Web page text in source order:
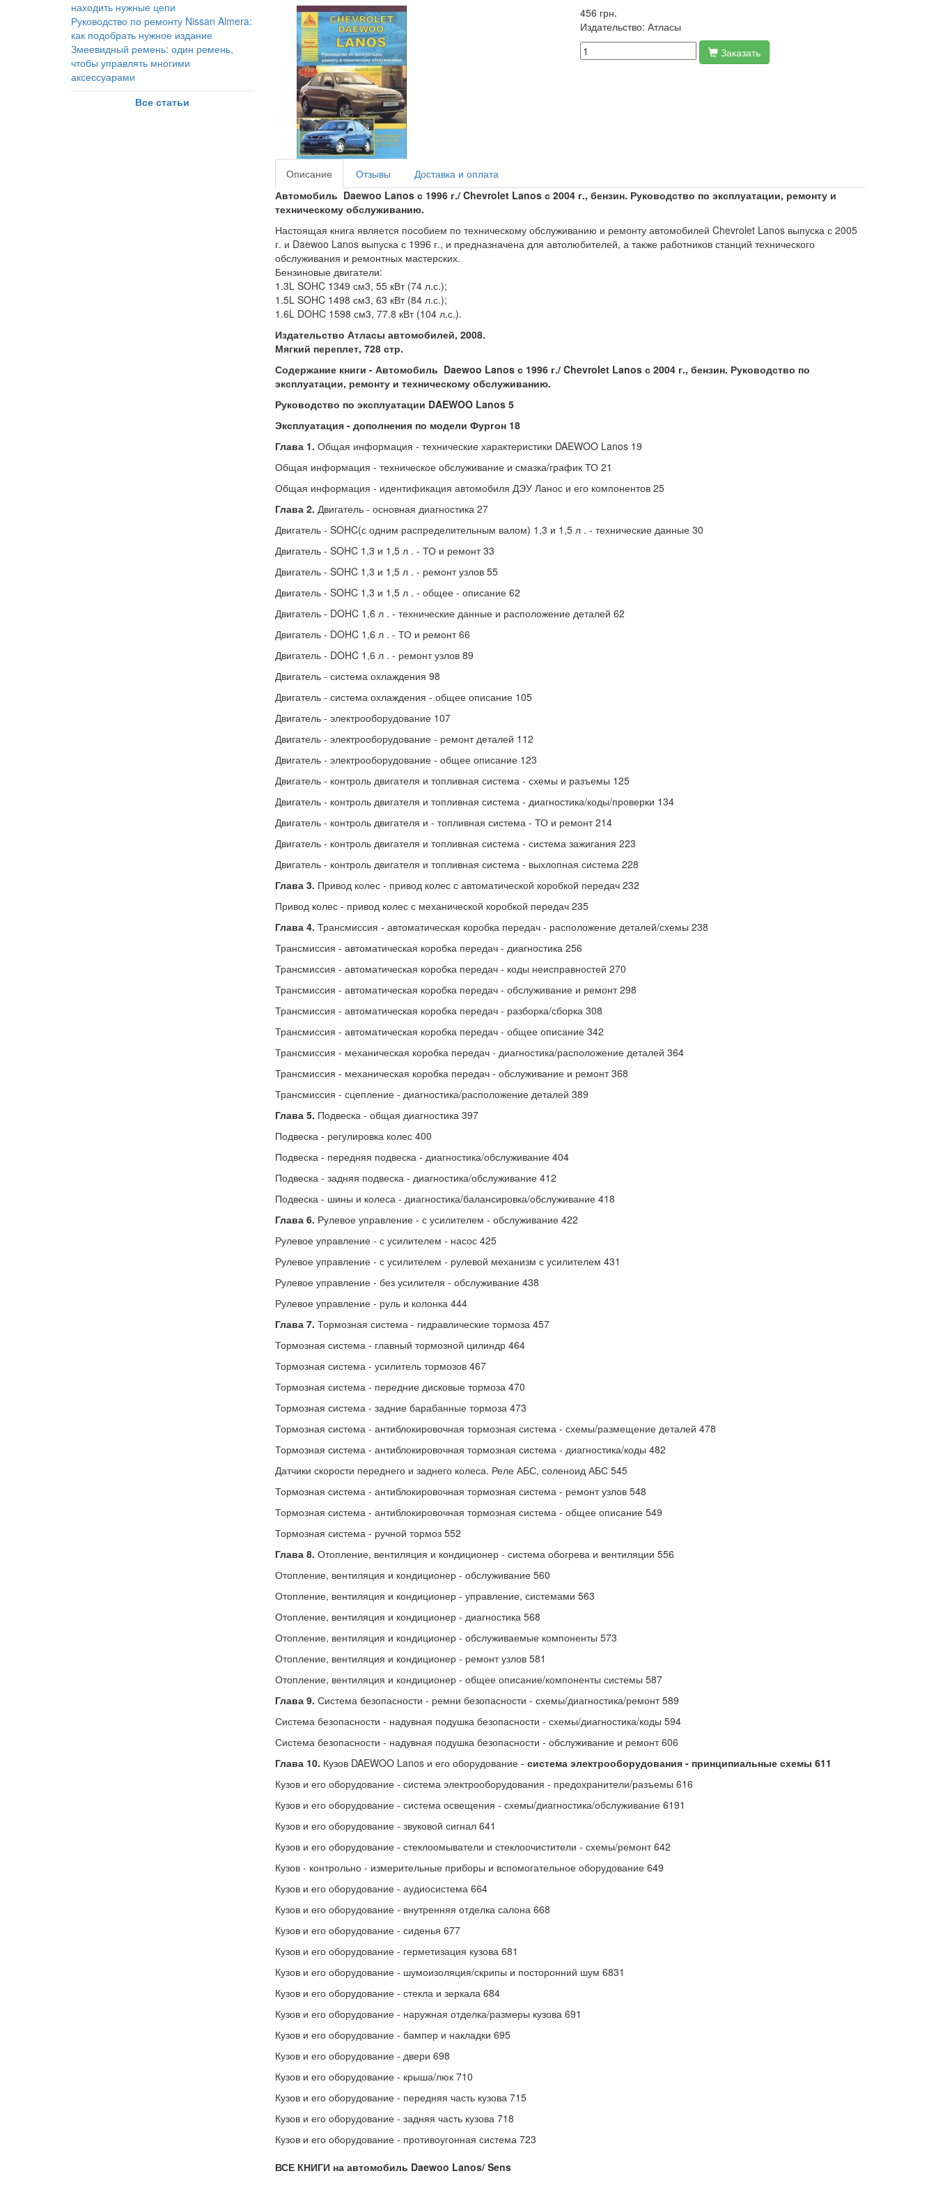
находить нужные цепи
Руководство по ремонту Nissan Almera:
как подобрать нужное издание
Змеевидный ремень: один ремень,
чтобы управлять многими
аксессуарами
Все статьи
456 грн.
Издательство: Атласы
Заказать
Описание Отзывы
Доставка и оплата
Автомобиль Daewoo Lanos с 1996 г./ Chevrolet Lanos с 2004 г., бензин. Руководство по эксплуатации, ремонту и
техническому обслуживанию.
Настоящая книга является пособием по техническому обслуживанию и ремонту автомобилей Chevrolet Lanos выпуска с 2005
г. и Daewoo Lanos выпуска с 1996 г., и предназначена для автолюбителей, а также работников станций технического
обслуживания и ремонтных мастерских.
Бензиновые двигатели:
1.3L SOHC 1349 см3, 55 кВт (74 л.с.);
1.5L SOHC 1498 см3, 63 кВт (84 л.с.);
1.6L DOHC 1598 см3, 77.8 кВт (104 л.с.).
Издательство Атласы автомобилей, 2008.
Мягкий переплет, 728 стр.
Содержание книги - Автомобиль Daewoo Lanos с 1996 г./ Chevrolet Lanos с 2004 г., бензин. Руководство по
эксплуатации, ремонту и техническому обслуживанию.
Руководство по эксплуатации DAEWOO Lanos 5
Эксплуатация - дополнения по модели Фургон 18
Глава 1. Общая информация - технические характеристики DAEWOO Lanos 19
Общая информация - техническое обслуживание и смазка/график ТО 21
Общая информация - идентификация автомобиля ДЭУ Ланос и его компонентов 25
Глава 2. Двигатель - основная диагностика 27
Двигатель - SOHC(с одним распределительным валом) 1,3 и 1,5 л . - технические данные 30
Двигатель - SOHC 1,3 и 1,5 л . - ТО и ремонт 33
Двигатель - SOHC 1,3 и 1,5 л . - ремонт узлов 55
Двигатель - SOHC 1,3 и 1,5 л . - общее - описание 62
Двигатель - DOHC 1,6 л . - технические данные и расположение деталей 62
Двигатель - DOHC 1,6 л . - ТО и ремонт 66
Двигатель - DOHC 1,6 л . - ремонт узлов 89
Двигатель - система охлаждения 98
Двигатель - система охлаждения - общее описание 105
Двигатель - электрооборудование 107
Двигатель - электрооборудование - ремонт деталей 112
Двигатель - электрооборудование - общее описание 123
Двигатель - контроль двигателя и топливная система - схемы и разъемы 125
Двигатель - контроль двигателя и топливная система - диагностика/коды/проверки 134
Двигатель - контроль двигателя и - топливная система - ТО и ремонт 214
Двигатель - контроль двигателя и топливная система - система зажигания 223
Двигатель - контроль двигателя и топливная система - выхлопная система 228
Глава 3. Привод колес - привод колес с автоматической коробкой передач 232
Привод колес - привод колес с механической коробкой передач 235
Глава 4. Трансмиссия - автоматическая коробка передач - расположение деталей/схемы 238
Трансмиссия - автоматическая коробка передач - диагностика 256
Трансмиссия - автоматическая коробка передач - коды неисправностей 270
Трансмиссия - автоматическая коробка передач - обслуживание и ремонт 298
Трансмиссия - автоматическая коробка передач - разборка/сборка 308
Трансмиссия - автоматическая коробка передач - общее описание 342
Трансмиссия - механическая коробка передач - диагностика/расположение деталей 364
Трансмиссия - механическая коробка передач - обслуживание и ремонт 368
Трансмиссия - сцепление - диагностика/расположение деталей 389
Глава 5. Подвеска - общая диагностика 397
Подвеска - регулировка колес 400
Подвеска - передняя подвеска - диагностика/обслуживание 404
Подвеска - задняя подвеска - диагностика/обслуживание 412
Подвеска - шины и колеса - диагностика/балансировка/обслуживание 418
Глава 6. Рулевое управление - с усилителем - обслуживание 422
Рулевое управление - с усилителем - насос 425
Рулевое управление - с усилителем - рулевой механизм с усилителем 431
Рулевое управление - без усилителя - обслуживание 438
Рулевое управление - руль и колонка 444
Глава 7. Тормозная система - гидравлические тормоза 457
Тормозная система - главный тормозной цилиндр 464
Тормозная система - усилитель тормозов 467
Тормозная система - передние дисковые тормоза 470
Тормозная система - задние барабанные тормоза 473
Тормозная система - антиблокировочная тормозная система - схемы/размещение деталей 478
Тормозная система - антиблокировочная тормозная система - диагностика/коды 482
Датчики скорости переднего и заднего колеса. Реле АБС, соленоид АБС 545
Тормозная система - антиблокировочная тормозная система - ремонт узлов 548
Тормозная система - антиблокировочная тормозная система - общее описание 549
Тормозная система - ручной тормоз 552
Глава 8. Отопление, вентиляция и кондиционер - система обогрева и вентиляции 556
Отопление, вентиляция и кондиционер - обслуживание 560
Отопление, вентиляция и кондиционер - управление, системами 563
Отопление, вентиляция и кондиционер - диагностика 568
Отопление, вентиляция и кондиционер - обслуживаемые компоненты 573
Отопление, вентиляция и кондиционер - ремонт узлов 581
Отопление, вентиляция и кондиционер - общее описание/компоненты системы 587
Глава 9. Система безопасности - ремни безопасности - схемы/диагностика/ремонт 589
Система безопасности - надувная подушка безопасности - схемы/диагностика/коды 594
Система безопасности - надувная подушка безопасности - обслуживание и ремонт 606
Глава 10. Кузов DAEWOO Lanos и его оборудование - система электрооборудования - принципиальные схемы 611
Кузов и его оборудование - система электрооборудования - предохранители/разъемы 616
Кузов и его оборудование - система освещения - схемы/диагностика/обслуживание 6191
Кузов и его оборудование - звуковой сигнал 641
Кузов и его оборудование - стеклоомыватели и стеклоочистители - схемы/ремонт 642
Кузов - контрольно - измерительные приборы и вспомогательное оборудование 649
Кузов и его оборудование - аудиосистема 664
Кузов и его оборудование - внутренняя отделка салона 668
Кузов и его оборудование - сиденья 677
Кузов и его оборудование - герметизация кузова 681
Кузов и его оборудование - шумоизоляция/скрипы и посторонний шум 6831
Кузов и его оборудование - стекла и зеркала 684
Кузов и его оборудование - наружная отделка/размеры кузова 691
Кузов и его оборудование - бампер и накладки 695
Кузов и его оборудование - двери 698
Кузов и его оборудование - крыша/люк 710
Кузов и его оборудование - передняя часть кузова 715
Кузов и его оборудование - задняя часть кузова 718
Кузов и его оборудование - противоугонная система 723
ВСЕ КНИГИ на автомобиль Daewoo Lanos/ Sens